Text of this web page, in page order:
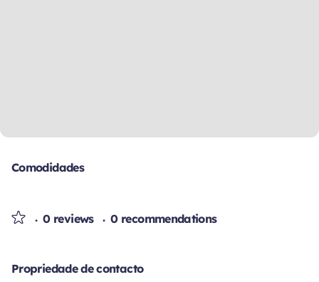
Comodidades
0 reviews 0 recommendations
Propriedade de contacto